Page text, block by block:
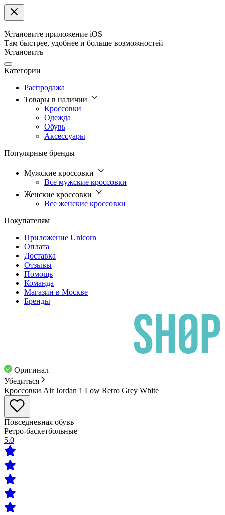
Установите приложение iOS
Там быстрее, удобнее и больше возможностей
Установить
Категории
Распродажа
Товары в наличии
Кроссовки
Одежда
Обувь
Аксессуары
Популярные бренды
Мужские кроссовки
Все мужские кроссовки
Женские кроссовки
Все женские кроссовки
Покупателям
Приложение Unicorn
Оплата
Доставка
Отзывы
Помощь
Команда
Магазин в Москве
Бренды
Оригинал
Убедиться
Кроссовки Air Jordan 1 Low Retro Grey White
Повседневная обувь
Ретро-баскетбольные
5.0